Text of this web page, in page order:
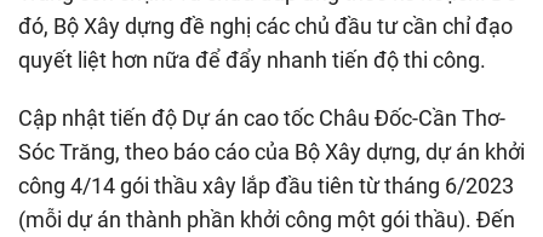
đó, Bộ Xây dựng đề nghị các chủ đầu tư cần chỉ đạo
quyết liệt hơn nữa để đẩy nhanh tiến độ thi công.
Cập nhật tiến độ Dự án cao tốc Châu Đốc-Cần Thơ-
Sóc Trăng, theo báo cáo của Bộ Xây dựng, dự án khởi
công 4/14 gói thầu xây lắp đầu tiên từ tháng 6/2023
(mỗi dự án thành phần khởi công một gói thầu). Đến